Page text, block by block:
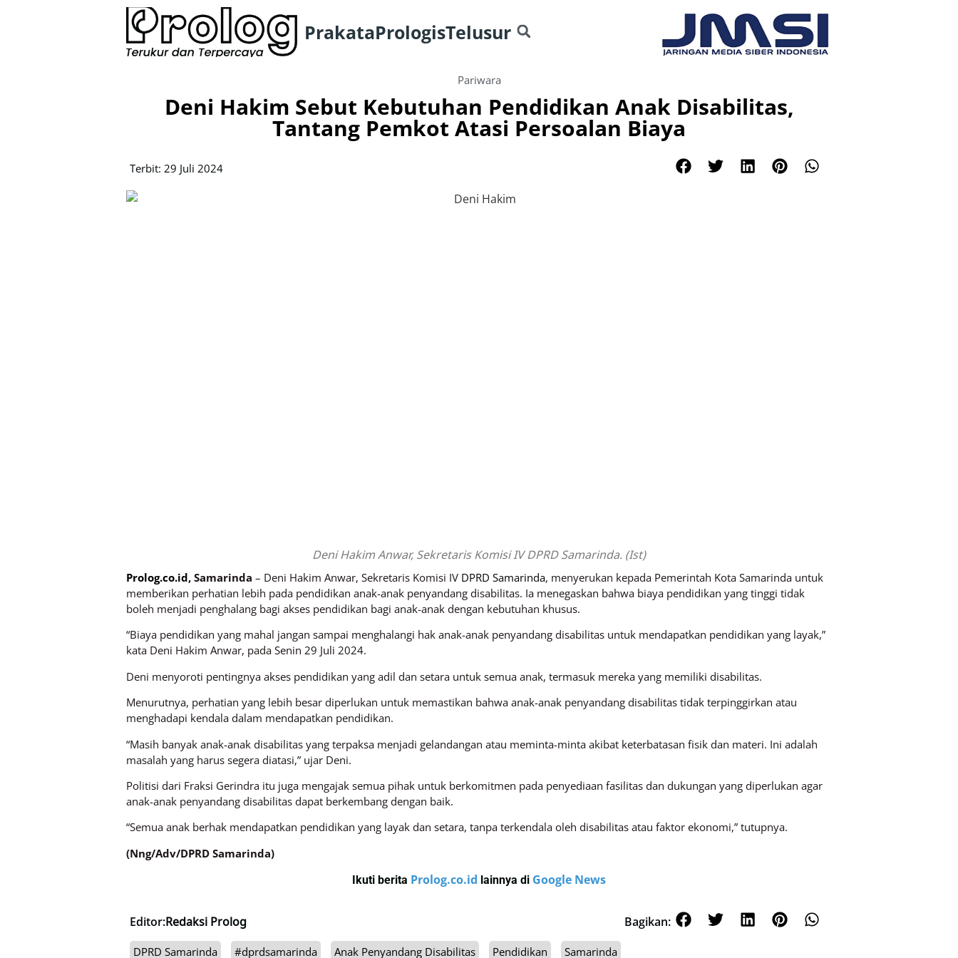
PrakataPrologisTelusur
Pariwara
Deni Hakim Sebut Kebutuhan Pendidikan Anak Disabilitas,
Tantang Pemkot Atasi Persoalan Biaya
Terbit: 29 Juli 2024
Deni Hakim Anwar, Sekretaris Komisi IV DPRD Samarinda. (Ist)
Prolog.co.id, Samarinda – Deni Hakim Anwar, Sekretaris Komisi IV DPRD Samarinda, menyerukan kepada Pemerintah Kota Samarinda untuk
memberikan perhatian lebih pada pendidikan anak-anak penyandang disabilitas. Ia menegaskan bahwa biaya pendidikan yang tinggi tidak
boleh menjadi penghalang bagi akses pendidikan bagi anak-anak dengan kebutuhan khusus.
“Biaya pendidikan yang mahal jangan sampai menghalangi hak anak-anak penyandang disabilitas untuk mendapatkan pendidikan yang layak,”
kata Deni Hakim Anwar, pada Senin 29 Juli 2024.
Deni menyoroti pentingnya akses pendidikan yang adil dan setara untuk semua anak, termasuk mereka yang memiliki disabilitas.
Menurutnya, perhatian yang lebih besar diperlukan untuk memastikan bahwa anak-anak penyandang disabilitas tidak terpinggirkan atau
menghadapi kendala dalam mendapatkan pendidikan.
“Masih banyak anak-anak disabilitas yang terpaksa menjadi gelandangan atau meminta-minta akibat keterbatasan fisik dan materi. Ini adalah
masalah yang harus segera diatasi,” ujar Deni.
Politisi dari Fraksi Gerindra itu juga mengajak semua pihak untuk berkomitmen pada penyediaan fasilitas dan dukungan yang diperlukan agar
anak-anak penyandang disabilitas dapat berkembang dengan baik.
“Semua anak berhak mendapatkan pendidikan yang layak dan setara, tanpa terkendala oleh disabilitas atau faktor ekonomi,” tutupnya.
(Nng/Adv/DPRD Samarinda)
Ikuti berita Prolog.co.id lainnya di Google News
Editor:Redaksi Prolog Bagikan:
DPRD Samarinda #dprdsamarinda Anak Penyandang Disabilitas Pendidikan Samarinda